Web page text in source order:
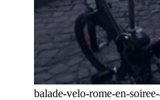
balade-velo-rome-en-